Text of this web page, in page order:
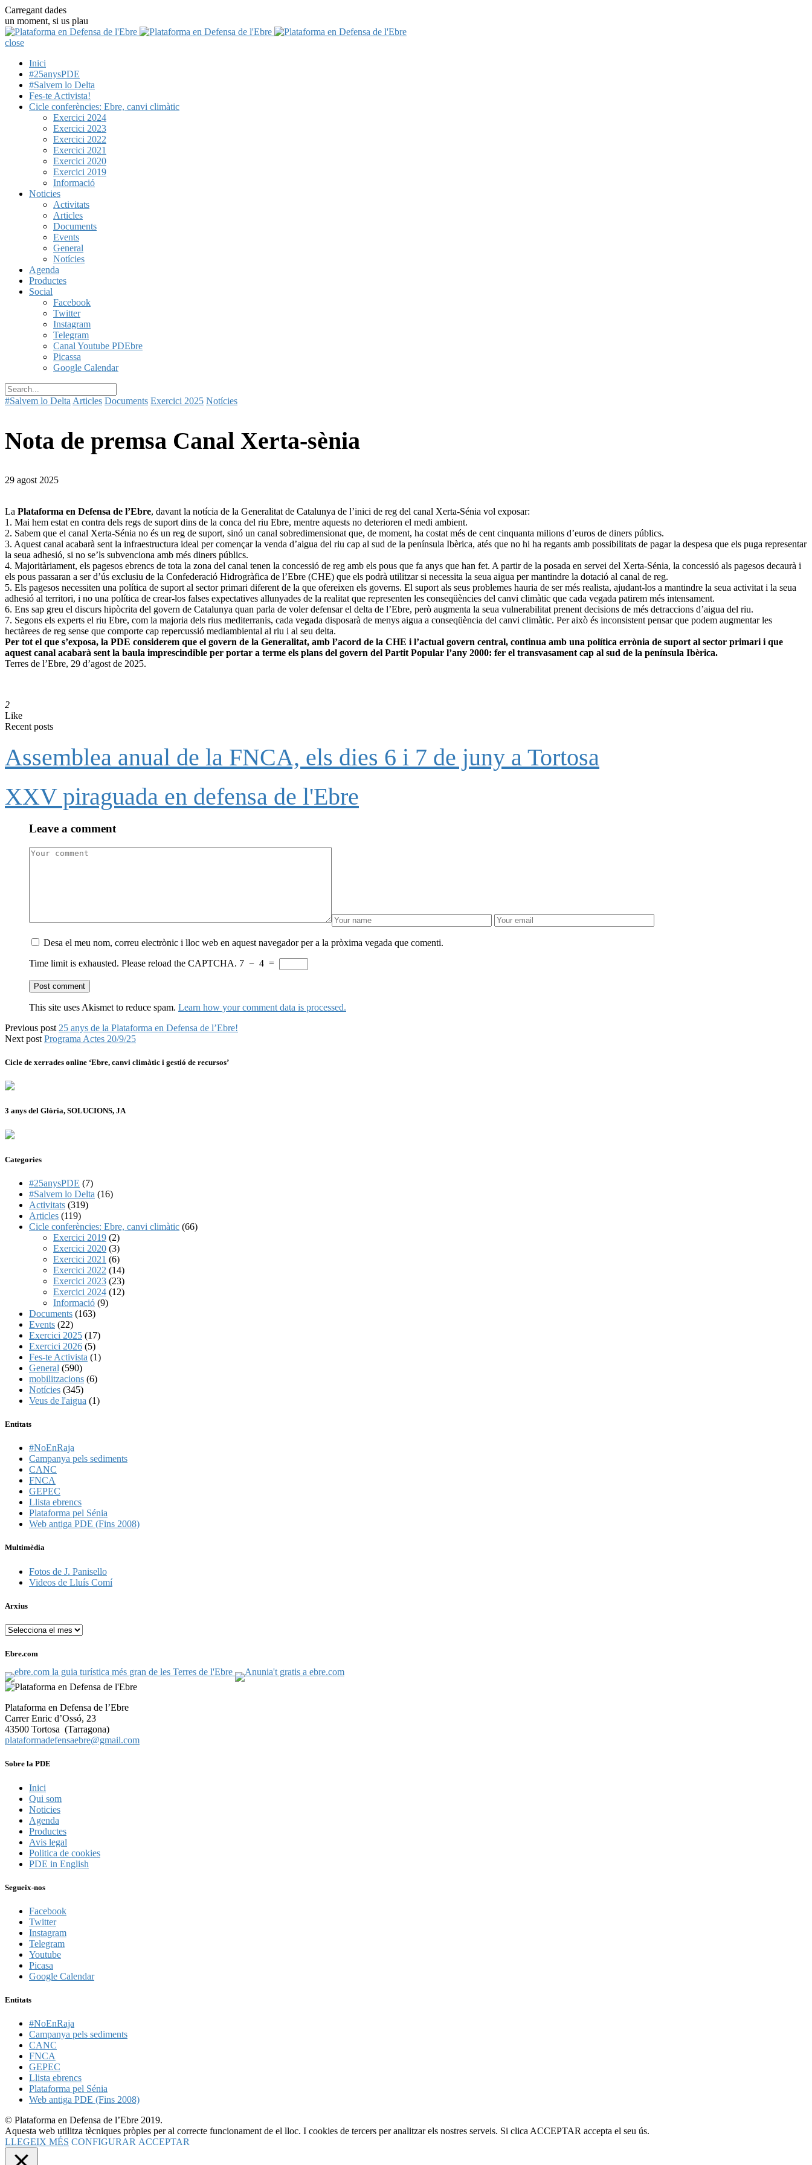
Carregant dades
un moment, si us plau
close
Inici
#25anysPDE
#Salvem lo Delta
Fes-te Activista!
Cicle conferències: Ebre, canvi climàtic
Exercici 2024
Exercici 2023
Exercici 2022
Exercici 2021
Exercici 2020
Exercici 2019
Informació
Noticies
Activitats
Articles
Documents
Events
General
Notícies
Agenda
Productes
Social
Facebook
Twitter
Instagram
Telegram
Canal Youtube PDEbre
Picassa
Google Calendar
#Salvem lo Delta Articles Documents Exercici 2025 Notícies
Nota de premsa Canal Xerta-sènia
29 agost 2025
La Plataforma en Defensa de l’Ebre, davant la notícia de la Generalitat de Catalunya de l’inici de reg del canal Xerta-Sénia vol exposar:
1. Mai hem estat en contra dels regs de suport dins de la conca del riu Ebre, mentre aquests no deterioren el medi ambient.
2. Sabem que el canal Xerta-Sénia no és un reg de suport, sinó un canal sobredimensionat que, de moment, ha costat més de cent cinquanta milions d’euros de diners públics.
3. Aquest canal acabarà sent la infraestructura ideal per començar la venda d’aigua del riu cap al sud de la península Ibèrica, atés que no hi ha regants amb possibilitats de pagar la despesa que els puga representar
la seua adhesió, si no se’ls subvenciona amb més diners públics.
4. Majoritàriament, els pagesos ebrencs de tota la zona del canal tenen la concessió de reg amb els pous que fa anys que han fet. A partir de la posada en servei del Xerta-Sénia, la concessió als pagesos decaurà i
els pous passaran a ser d’ús exclusiu de la Confederació Hidrogràfica de l’Ebre (CHE) que els podrà utilitzar si necessita la seua aigua per mantindre la dotació al canal de reg.
5. Els pagesos necessiten una política de suport al sector primari diferent de la que ofereixen els governs. El suport als seus problemes hauria de ser més realista, ajudant-los a mantindre la seua activitat i la seua
adhesió al territori, i no una política de crear-los falses expectatives allunyades de la realitat que representen les conseqüències del canvi climàtic que cada vegada patirem més intensament.
6. Ens sap greu el discurs hipòcrita del govern de Catalunya quan parla de voler defensar el delta de l’Ebre, però augmenta la seua vulnerabilitat prenent decisions de més detraccions d’aigua del riu.
7. Segons els experts el riu Ebre, com la majoria dels rius mediterranis, cada vegada disposarà de menys aigua a conseqüència del canvi climàtic. Per això és inconsistent pensar que podem augmentar les
hectàrees de reg sense que comporte cap repercussió mediambiental al riu i al seu delta.
Per tot el que s’exposa, la PDE considerem que el govern de la Generalitat, amb l’acord de la CHE i l’actual govern central, continua amb una política errònia de suport al sector primari i que
aquest canal acabarà sent la baula imprescindible per portar a terme els plans del govern del Partit Popular l’any 2000: fer el transvasament cap al sud de la península Ibèrica.
Terres de l’Ebre, 29 d’agost de 2025.
2
Like
Recent posts
Assemblea anual de la FNCA, els dies 6 i 7 de juny a Tortosa
XXV piraguada en defensa de l'Ebre
Leave a comment
Desa el meu nom, correu electrònic i lloc web en aquest navegador per a la pròxima vegada que comenti.
Time limit is exhausted. Please reload the CAPTCHA. 7 − 4 =
This site uses Akismet to reduce spam. Learn how your comment data is processed.
Previous post 25 anys de la Plataforma en Defensa de l’Ebre!
Next post Programa Actes 20/9/25
Cicle de xerrades online ‘Ebre, canvi climàtic i gestió de recursos’
3 anys del Glòria, SOLUCIONS, JA
Categories
#25anysPDE (7)
#Salvem lo Delta (16)
Activitats (319)
Articles (119)
Cicle conferències: Ebre, canvi climàtic (66)
Exercici 2019 (2)
Exercici 2020 (3)
Exercici 2021 (6)
Exercici 2022 (14)
Exercici 2023 (23)
Exercici 2024 (12)
Informació (9)
Documents (163)
Events (22)
Exercici 2025 (17)
Exercici 2026 (5)
Fes-te Activista (1)
General (590)
mobilitzacions (6)
Notícies (345)
Veus de l'aigua (1)
Entitats
#NoEnRaja
Campanya pels sediments
CANC
FNCA
GEPEC
Llista ebrencs
Plataforma pel Sénia
Web antiga PDE (Fins 2008)
Multimèdia
Fotos de J. Panisello
Videos de Lluís Comí
Arxius
Arxius
Ebre.com
Plataforma en Defensa de l’Ebre
Carrer Enric d’Ossó, 23
43500 Tortosa (Tarragona)
plataformadefensaebre@gmail.com
Sobre la PDE
Inici
Qui som
Noticies
Agenda
Productes
Avis legal
Politica de cookies
PDE in English
Segueix-nos
Facebook
Twitter
Instagram
Telegram
Youtube
Picasa
Google Calendar
Entitats
#NoEnRaja
Campanya pels sediments
CANC
FNCA
GEPEC
Llista ebrencs
Plataforma pel Sénia
Web antiga PDE (Fins 2008)
© Plataforma en Defensa de l’Ebre 2019.
Aquesta web utilitza tècniques pròpies per al correcte funcionament de el lloc. I cookies de tercers per analitzar els nostres serveis. Si clica ACCEPTAR accepta el seu ús.
LLEGEIX MÉS CONFIGURAR ACCEPTAR